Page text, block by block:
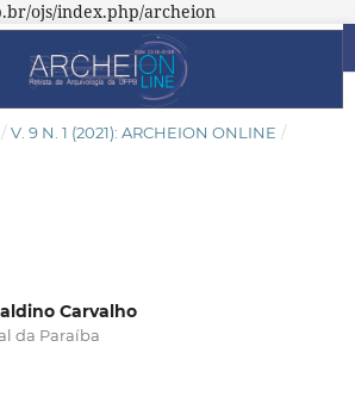
ojs/index.php/archeion
/ V. 9 N. 1 (2021): ARCHEION ONLINE /
Carvalho
da Paraíba